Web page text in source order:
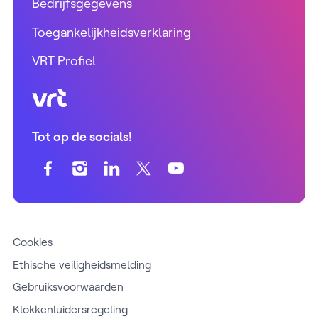
Bedrijfsgegevens
Toegankelijkheidsverklaring
VRT Profiel
VRT (home)
Tot op de socials!
Cookies
Ethische veiligheidsmelding
Gebruiksvoorwaarden
Klokkenluidersregeling